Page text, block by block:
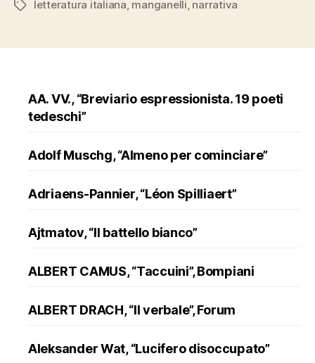
Cento
Tagsletteratura italiana manganelli narrativa
AA. VV., “Breviario espressionista. 19 poeti
tedeschi”
Adolf Muschg, “Almeno per cominciare”
Adriaens-Pannier, “Léon Spilliaert”
Ajtmatov, “Il battello bianco”
ALBERT CAMUS, “Taccuini”, Bompiani
ALBERT DRACH, “Il verbale”, Forum
Aleksander Wat, “Lucifero disoccupato”